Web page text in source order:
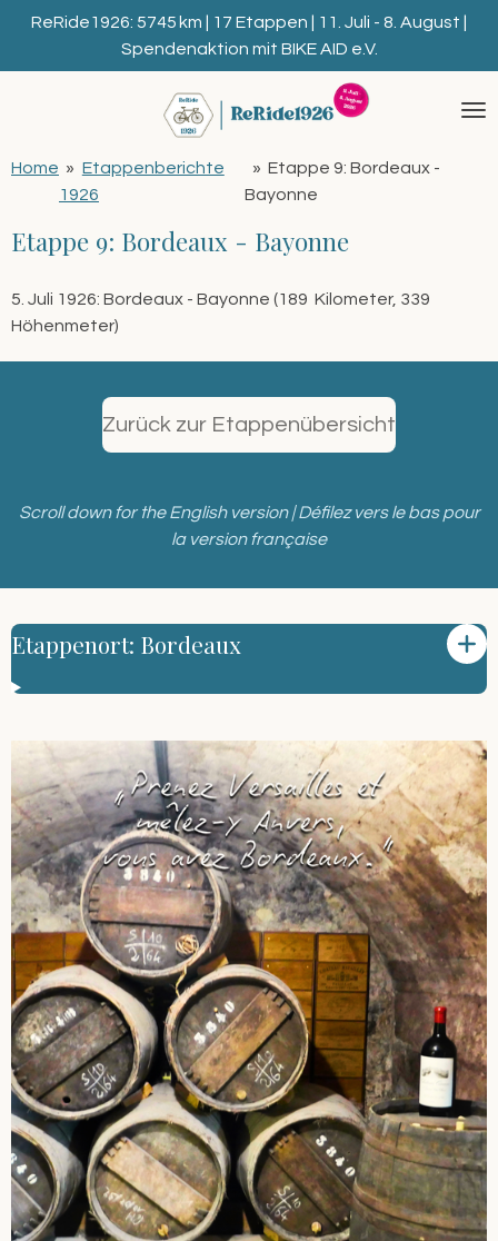
Zum
springen
ReRide1926: 5745 km | 17 Etappen | 11. Juli - 8. August |
Spendenaktion mit BIKE AID e.V.
Home » Etappenberichte
1926
» Etappe 9: Bordeaux -
Bayonne
Etappe 9: Bordeaux - Bayonne
5. Juli 1926: Bordeaux - Bayonne (189 Kilometer, 339
Höhenmeter)
Zurück zur Etappenübersicht
Scroll down for the English version | Défilez vers le bas pour
la version française
Etappenort: Bordeaux